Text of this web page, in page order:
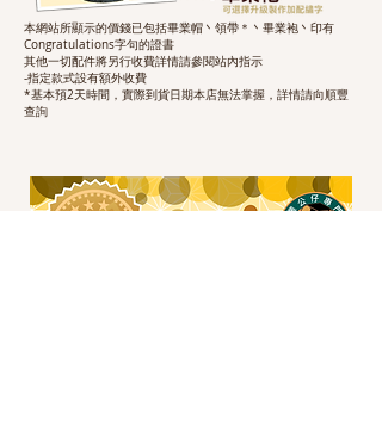
本網站所顯示的價錢已包括畢業帽丶領帶＊丶畢業袍丶印有
Congratulations字句的證書
其他一切配件將另行收費詳情請參閱站內指示
-指定款式設有額外收費
*基本預2天時間，實際到貨日期本店無法掌握，詳情請向順豐
查詢